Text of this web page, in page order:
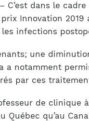
– C’est dans le
Innovation
infections
une
a notamment
par ces
de clinique
Québec qu’au